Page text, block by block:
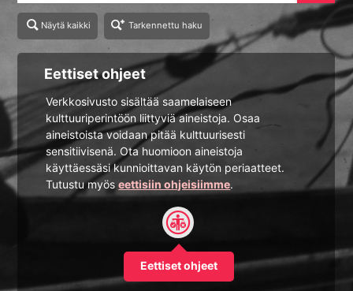
Näytä kaikki Tarkennettu haku
Eettiset ohjeet
Verkkosivusto sisältää saamelaiseen
kulttuuriperintöön liittyviä aineistoja. Osaa
aineistoista voidaan pitää kulttuurisesti
sensitiivisenä. Ota huomioon aineistoja
käyttäessäsi kunnioittavan käytön periaatteet.
Tutustu myöseettisiin ohjeisiimme.
Eettiset ohjeet